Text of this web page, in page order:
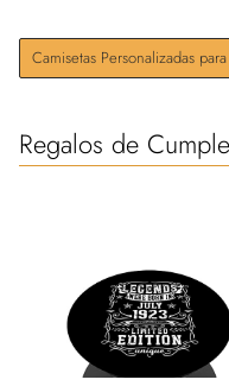
Camisetas Personalizadas
Regalos de